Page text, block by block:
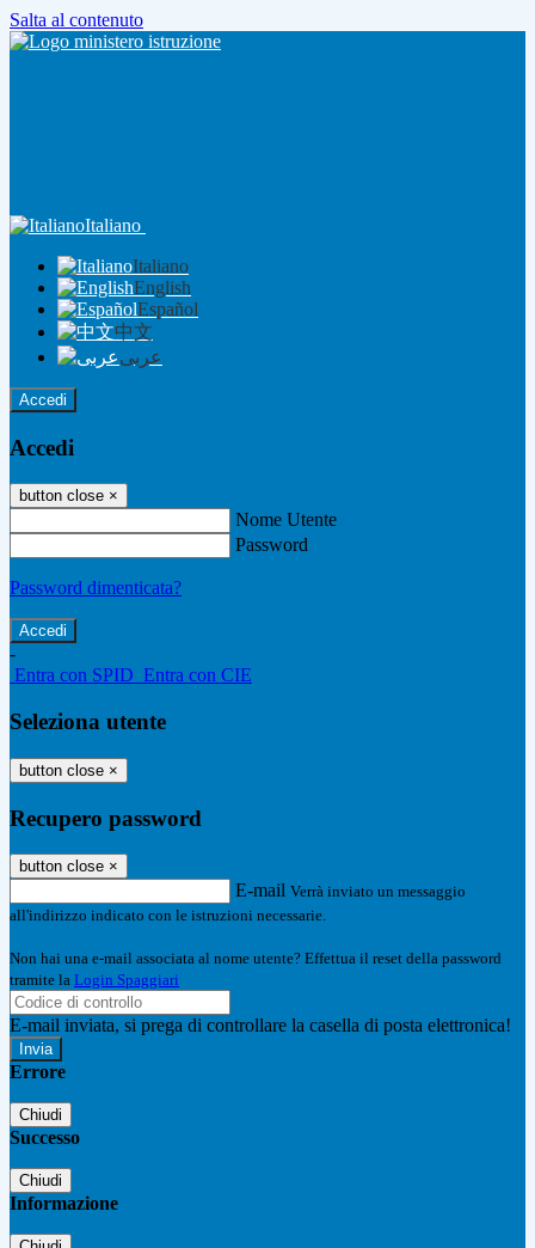
Salta al contenuto
Italiano
Italiano
English
Español
中文
عربى
Accedi
Accedi
button close ×
Nome Utente
Password
Password dimenticata?
-
Entra con SPID Entra con CIE
Seleziona utente
button close ×
Recupero password
button close ×
E-mail Verrà inviato un messaggio
all'indirizzo indicato con le istruzioni necessarie.
Non hai una e-mail associata al nome utente? Effettua il reset della password
tramite la Login Spaggiari
E-mail inviata, si prega di controllare la casella di posta elettronica!
Errore
Chiudi
Successo
Chiudi
Informazione